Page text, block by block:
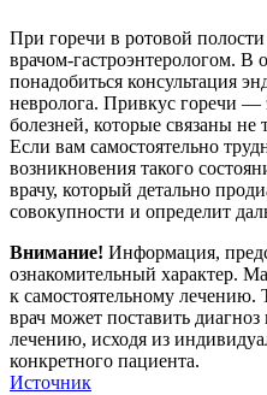
При горечи в ротовой
врачом-гастроэнтерологом. В
понадобиться консультация
невролога. Привкус горечи —
болезней, которые связаны
Если вам самостоятельно
возникновения такого
врачу, который детально
совокупности и определит
Внимание! Информация,
ознакомительный характер.
к самостоятельному
врач может поставить
лечению, исходя из
конкретного пациента.
Источник